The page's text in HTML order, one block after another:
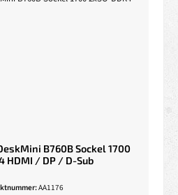
B760B Sockel 1700
HDMI / DP / D-Sub
AA1176